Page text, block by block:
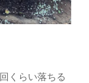
くらい落ちる